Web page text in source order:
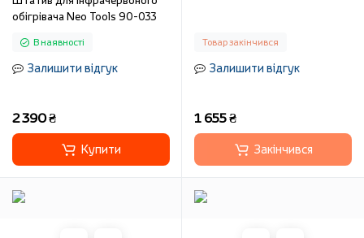
обігрівача Neo Tools 90-033
В наявності
Залишити відгук
2 390 ₴
Купити
Товар закінчився
Залишити відгук
1 655 ₴
Закінчився